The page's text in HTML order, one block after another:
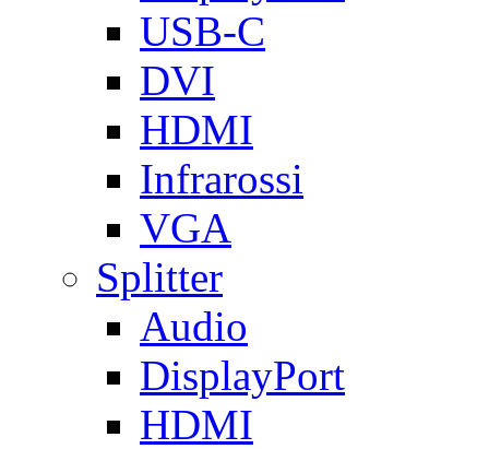
USB-C
DVI
HDMI
Infrarossi
VGA
Splitter
Audio
DisplayPort
HDMI